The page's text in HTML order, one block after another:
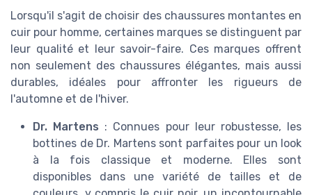
Lorsqu'il s'agit de choisir des chaussures montantes en
cuir pour homme, certaines marques se distinguent par
leur qualité et leur savoir-faire. Ces marques offrent
non seulement des chaussures élégantes, mais aussi
durables, idéales pour affronter les rigueurs de
l'automne et de l'hiver.
Dr. Martens : Connues pour leur robustesse, les
bottines de Dr. Martens sont parfaites pour un look
à la fois classique et moderne. Elles sont
disponibles dans une variété de tailles et de